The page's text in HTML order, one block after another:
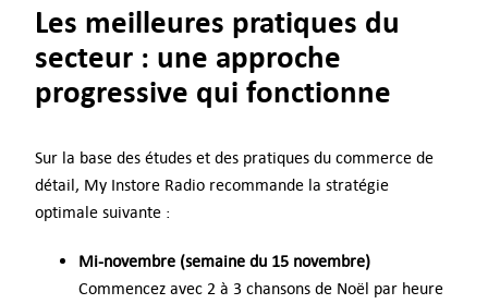
Les meilleures pratiques du
secteur : une approche
progressive qui fonctionne
Sur la base des études et des pratiques du commerce de
détail, My Instore Radio recommande la stratégie
optimale suivante :
Mi-novembre (semaine du 15 novembre)
Commencez avec 2 à 3 chansons de Noël par heure